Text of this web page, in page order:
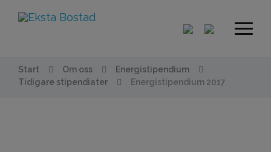
Start Om oss
Energistipendium
Tidigare stipendiater
Energistipendium 2017